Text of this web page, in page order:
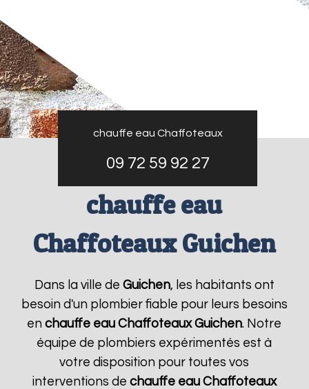
chauffe eau Chaffoteaux
09 72 59 92 27
chauffe eau
Chaffoteaux Guichen
Dans la ville de Guichen, les habitants ont
besoin d'un plombier fiable pour leurs besoins
enchauffe eau Chaffoteaux Guichen. Notre
équipe de plombiers expérimentés est à
votre disposition pour toutes vos
interventions de chauffe eau Chaffoteaux